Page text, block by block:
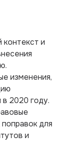
контекст и
изменения,
2020 году.
для
и